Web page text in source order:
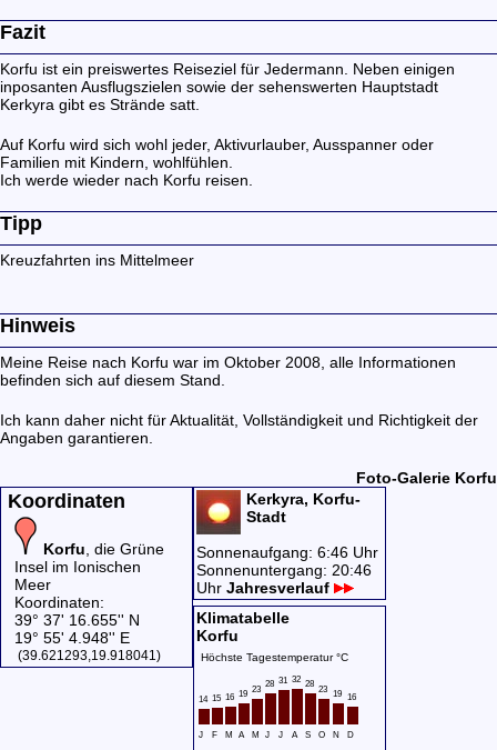
Fazit
Korfu ist ein preiswertes Reiseziel für Jedermann. Neben einigen
inposanten Ausflugszielen sowie der sehenswerten Hauptstadt
Kerkyra gibt es Strände satt.
Auf Korfu wird sich wohl jeder, Aktivurlauber, Ausspanner oder
Familien mit Kindern, wohlfühlen.
Ich werde wieder nach Korfu reisen.
Tipp
Kreuzfahrten ins Mittelmeer
Hinweis
Meine Reise nach Korfu war im Oktober 2008, alle Informationen
befinden sich auf diesem Stand.
Ich kann daher nicht für Aktualität, Vollständigkeit und Richtigkeit der
Angaben garantieren.
Foto-Galerie Korfu
Koordinaten
Korfu , die Grüne
Insel im Ionischen
Meer
Koordinaten:
39° 37' 16.655'' N
19° 55' 4.948'' E
(39.621293,19.918041)
Kerkyra, Korfu-
Stadt
Sonnenaufgang: 6:46 Uhr
Sonnenuntergang: 20:46
Uhr Jahresverlauf
Klimatabelle
Korfu
Höchste Tagestemperatur °C
14 15 16 19 23
28 31 32 28
23 19 16
J F M A M J J A S O N D